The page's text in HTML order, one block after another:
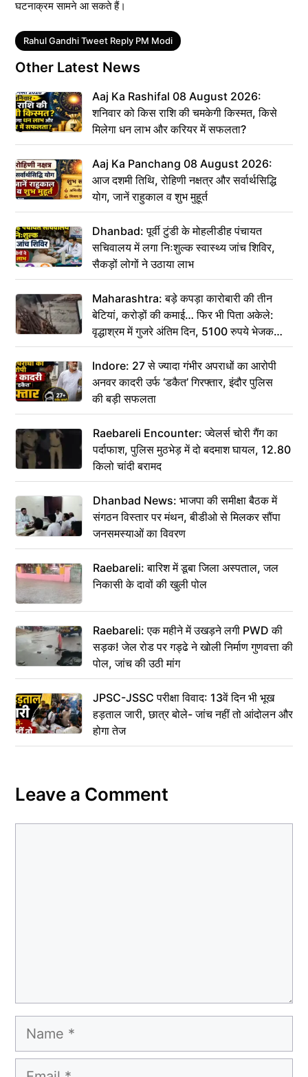
घटनाक्रम सामने आ सकते हैं।
Tags
Rahul Gandhi Tweet Reply PM Modi
Other Latest News
Aaj Ka Rashifal 08 August 2026:
शनिवार को किस राशि की चमकेगी किस्मत, किसे
मिलेगा धन लाभ और करियर में सफलता?
Aaj Ka Panchang 08 August 2026:
आज दशमी तिथि, रोहिणी नक्षत्र और सर्वार्थसिद्धि
योग, जानें राहुकाल व शुभ मुहूर्त
Dhanbad: पूर्वी टुंडी के मोहलीडीह पंचायत
सचिवालय में लगा निःशुल्क स्वास्थ्य जांच शिविर,
सैकड़ों लोगों ने उठाया लाभ
Maharashtra: बड़े कपड़ा कारोबारी की तीन
बेटियां, करोड़ों की कमाई… फिर भी पिता अकेले:
वृद्धाश्रम में गुजरे अंतिम दिन, 5100 रुपये भेजकर
कहा– अंतिम संस्कार कर दीजिए हम नहीं आ पाएंगे
Indore: 27 से ज्यादा गंभीर अपराधों का आरोपी
अनवर कादरी उर्फ ‘डकैत’ गिरफ्तार, इंदौर पुलिस
की बड़ी सफलता
Raebareli Encounter: ज्वेलर्स चोरी गैंग का
पर्दाफाश, पुलिस मुठभेड़ में दो बदमाश घायल, 12.80
किलो चांदी बरामद
Dhanbad News: भाजपा की समीक्षा बैठक में
संगठन विस्तार पर मंथन, बीडीओ से मिलकर सौंपा
जनसमस्याओं का विवरण
Raebareli: बारिश में डूबा जिला अस्पताल, जल
निकासी के दावों की खुली पोल
Raebareli: एक महीने में उखड़ने लगी PWD की
सड़क! जेल रोड पर गड्ढे ने खोली निर्माण गुणवत्ता की
पोल, जांच की उठी मांग
JPSC-JSSC परीक्षा विवाद: 13वें दिन भी भूख
हड़ताल जारी, छात्र बोले- जांच नहीं तो आंदोलन और
होगा तेज
Leave a Comment
Name
Email